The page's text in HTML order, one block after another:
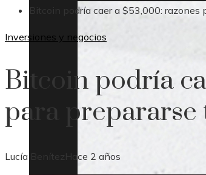
Bitcoin podría caer a $53,000:
Inversiones y negocios
Bitcoin podría
para prepararse
Lucía Benítez Hace 2 años